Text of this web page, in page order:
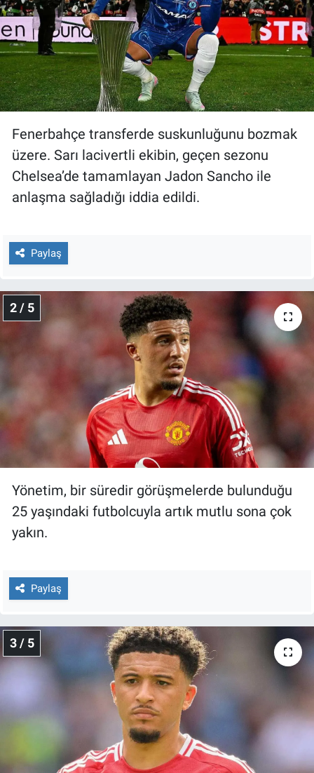
Fenerbahçe transferde suskunluğunu bozmak
üzere. Sarı lacivertli ekibin, geçen sezonu
Chelsea’de tamamlayan Jadon Sancho ile
anlaşma sağladığı iddia edildi.
Paylaş
2 / 5
Yönetim, bir süredir görüşmelerde bulunduğu
25 yaşındaki futbolcuyla artık mutlu sona çok
yakın.
Paylaş
3 / 5
Haber
İlan
Kimdir
Kültür Sanat
Ne demişti
Popüler
Programlar
Teknoloji
Türkiye'nin Geleceği
Yerel Gündem
Canlı Yayın